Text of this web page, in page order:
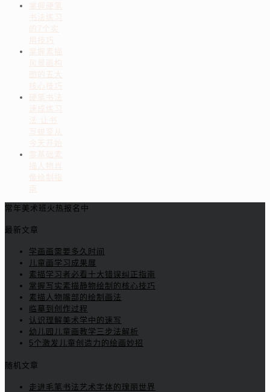
掌握硬笔
书法练习
的7个实
用技巧
掌握素描
风景画构
图的五大
核心技巧
硬笔书法
速成练习
法 让书
写蜕变从
今天开始
零基础素
描人物肖
像绘制指
南
常年美术班火热报名中
最新文章
学画画需要多久时间
儿童画学习成果展
素描学习者必看十大错误纠正指南
掌握写实素描静物绘制的核心技巧
素描人物嘴部的绘制画法
临摹到创作过程
认识理解美术学中的速写
幼儿园儿童画教学三步法解析
5个激发儿童创造力的绘画妙招
随机文章
走进毛笔书法艺术字体的瑰丽世界